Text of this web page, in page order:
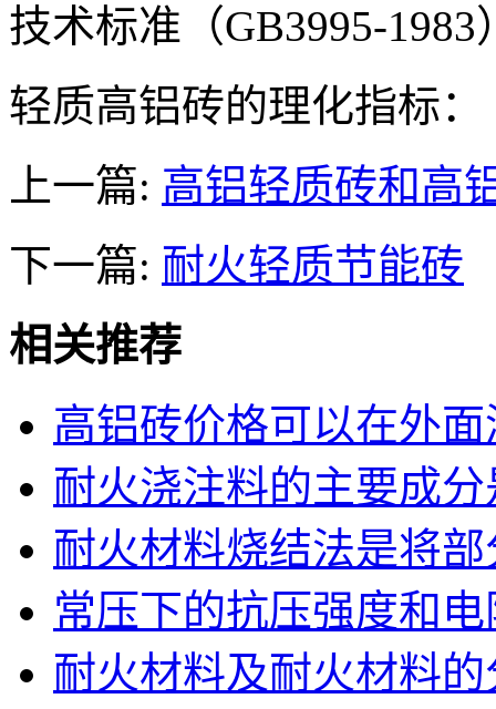
技术标准（GB3995-1983
轻质高铝砖的理化指标：
上一篇: 高铝轻质砖和高
下一篇: 耐火轻质节能砖
相关推荐
高铝砖价格可以在外
耐火浇注料的主要成
耐火材料烧结法是将
常压下的抗压强度和
耐火材料及耐火材料